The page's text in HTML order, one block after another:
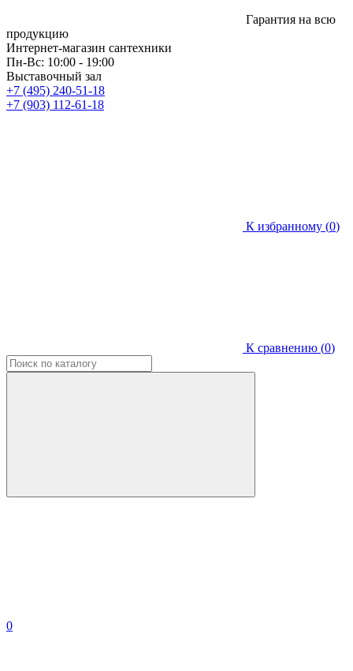
Гарантия на всю
продукцию
Интернет-магазин сантехники
Пн-Вс: 10:00 - 19:00
Выставочный зал
+7 (495) 240-51-18
+7 (903) 112-61-18
К избранному (0)
К сравнению (0)
0